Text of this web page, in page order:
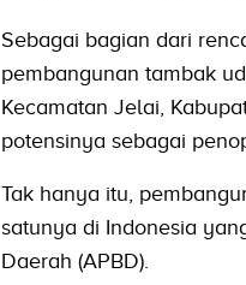
Sebagai bagian dari
pembangunan tambak
Kecamatan Jelai,
potensinya sebagai
Tak hanya itu,
satunya di Indonesia
Daerah (APBD).